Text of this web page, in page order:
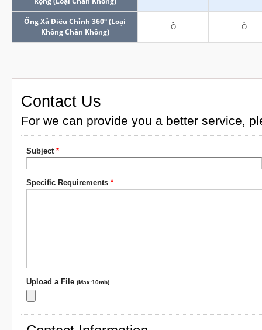
Ống Xả Điều Chỉnh 360° (Loại
Không Chân Không)
Ồ Ồ